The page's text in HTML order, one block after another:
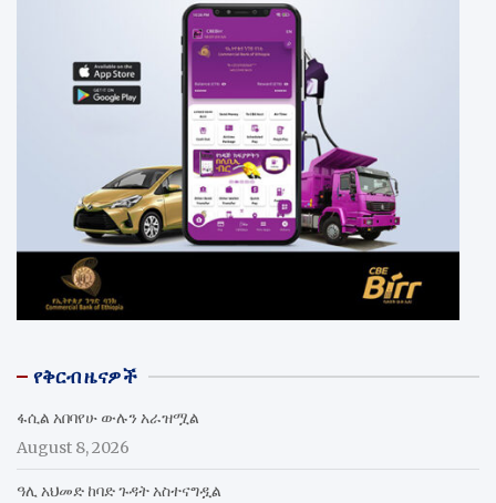
የቅርብ ዜናዎች
ፋሲል አበባየሁ ውሉን አራዝሟል
August 8, 2026
ዓሊ አህመድ ከባድ ጉዳት አስተናግዷል